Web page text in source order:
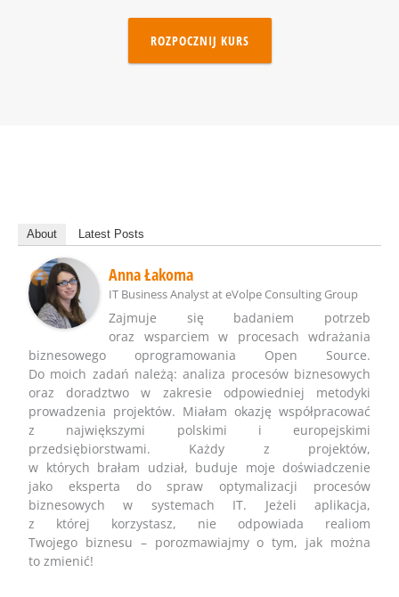
ROZPOCZNIJ KURS
About Latest Posts
Anna Łakoma
IT Business AnalystateVolpe Consulting Group
Zajmuje się badaniem potrzeb
oraz wsparciem w procesach wdrażania
biznesowego oprogramowania Open Source.
Do moich zadań należą: analiza procesów biznesowych
oraz doradztwo w zakresie odpowiedniej metodyki
prowadzenia projektów. Miałam okazję współpracować
z największymi polskimi i europejskimi
przedsiębiorstwami. Każdy z projektów,
w których brałam udział, buduje moje doświadczenie
jako eksperta do spraw optymalizacji procesów
biznesowych w systemach IT. Jeżeli aplikacja,
z której korzystasz, nie odpowiada realiom
Twojego biznesu – porozmawiajmy o tym, jak można
to zmienić!